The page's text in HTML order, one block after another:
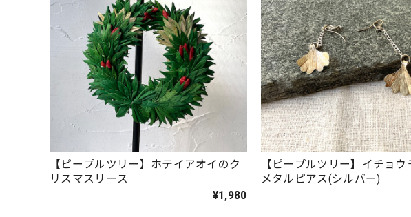
【ピープルツリー】ホテイアオイのク
リスマスリース
¥1,980
【ピープルツリー】イチョウ
メタルピアス(シルバー)